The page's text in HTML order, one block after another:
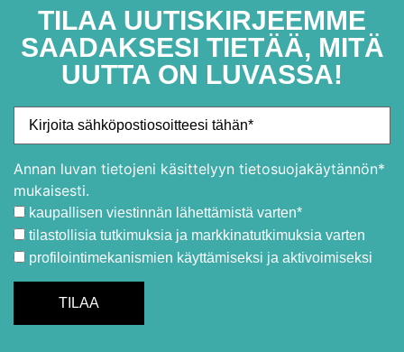
TILAA UUTISKIRJEEMME
SAADAKSESI TIETÄÄ, MITÄ
UUTTA ON LUVASSA!
Annan luvan tietojeni käsittelyyn tietosuojakäytännön*
mukaisesti.
kaupallisen viestinnän lähettämistä varten*
tilastollisia tutkimuksia ja markkinatutkimuksia varten
profilointimekanismien käyttämiseksi ja aktivoimiseksi